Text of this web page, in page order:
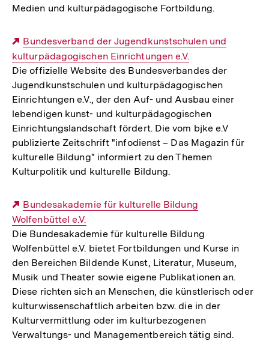
Medien und kulturpädagogische Fortbildung.
Externer
Link:
Bundesverband der Jugendkunstschulen und
kulturpädagogischen Einrichtungen e.V.
Die offizielle Website des Bundesverbandes der
Jugendkunstschulen und kulturpädagogischen
Einrichtungen e.V., der den Auf- und Ausbau einer
lebendigen kunst- und kulturpädagogischen
Einrichtungslandschaft fördert. Die vom bjke e.V
publizierte Zeitschrift "infodienst – Das Magazin für
kulturelle Bildung" informiert zu den Themen
Kulturpolitik und kulturelle Bildung.
Externer
Link:
Bundesakademie für kulturelle Bildung
Wolfenbüttel e.V.
Die Bundesakademie für kulturelle Bildung
Wolfenbüttel e.V. bietet Fortbildungen und Kurse in
den Bereichen Bildende Kunst, Literatur, Museum,
Musik und Theater sowie eigene Publikationen an.
Diese richten sich an Menschen, die künstlerisch oder
kulturwissenschaftlich arbeiten bzw. die in der
Kulturvermittlung oder im kulturbezogenen
Verwaltungs- und Managementbereich tätig sind.